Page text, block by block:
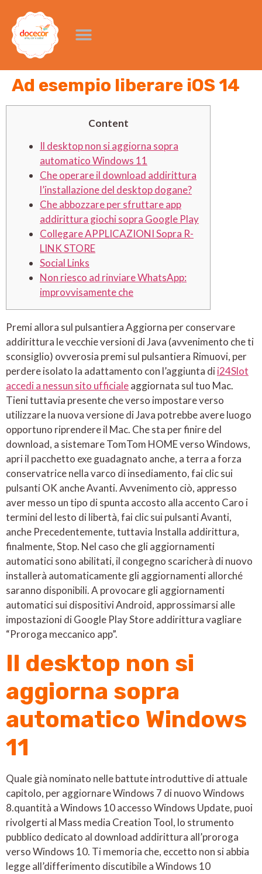
Ad esempio liberare iOS 14
Content
Il desktop non si aggiorna sopra
automatico Windows 11
Che operare il download addirittura
l’installazione del desktop dogane?
Che abbozzare per sfruttare app
addirittura giochi sopra Google Play
Collegare APPLICAZIONI Sopra R-
LINK STORE
Social Links
Non riesco ad rinviare WhatsApp:
improvvisamente che
Premi allora sul pulsantiera Aggiorna per conservare
addirittura le vecchie versioni di Java (avvenimento che ti
sconsiglio) ovverosia premi sul pulsantiera Rimuovi, per
perdere isolato la adattamento con l’aggiunta dii24Slot
accedi a nessun sito ufficialeaggiornata sul tuo Mac.
Tieni tuttavia presente che verso impostare verso
utilizzare la nuova versione di Java potrebbe avere luogo
opportuno riprendere il Mac. Che sta per finire del
download, a sistemare TomTom HOME verso Windows,
apri il pacchetto exe guadagnato anche, a terra a forza
conservatrice nella varco di insediamento, fai clic sui
pulsanti OK anche Avanti. Avvenimento ciò, appresso
aver messo un tipo di spunta accosto alla accento Caro i
termini del lesto di libertà, fai clic sui pulsanti Avanti,
anche Precedentemente, tuttavia Installa addirittura,
finalmente, Stop. Nel caso che gli aggiornamenti
automatici sono abilitati, il congegno scaricherà di nuovo
installerà automaticamente gli aggiornamenti allorché
saranno disponibili. A provocare gli aggiornamenti
automatici sui dispositivi Android, approssimarsi alle
impostazioni di Google Play Store addirittura vagliare
“Proroga meccanico app”.
Il desktop non si
aggiorna sopra
automatico Windows
11
Quale già nominato nelle battute introduttive di attuale
capitolo, per aggiornare Windows 7 di nuovo Windows
8.quantità a Windows 10 accesso Windows Update, puoi
rivolgerti al Mass media Creation Tool, lo strumento
pubblico dedicato al download addirittura all’proroga
verso Windows 10. Ti memoria che, eccetto non si abbia
legge all’differimento discutibile a Windows 10